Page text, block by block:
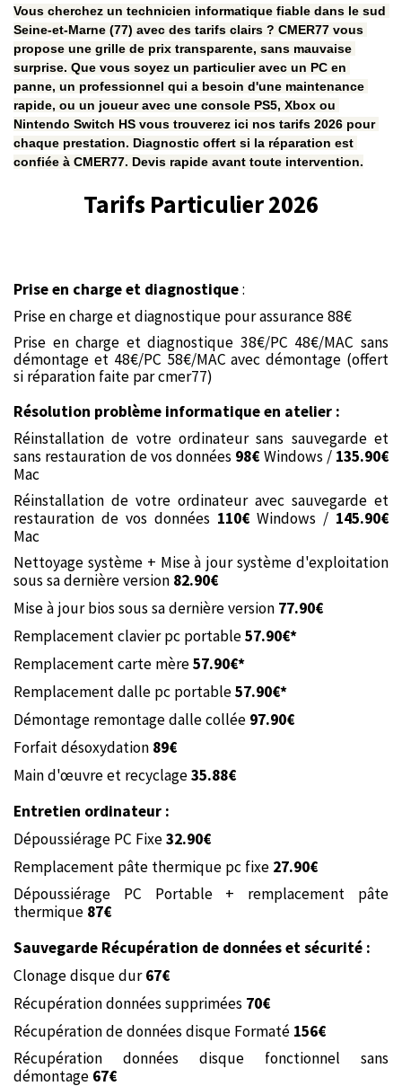
Vous cherchez un technicien informatique fiable dans le sud
Seine-et-Marne (77) avec des tarifs clairs ? CMER77 vous
propose une grille de prix transparente, sans mauvaise
surprise. Que vous soyez un particulier avec un PC en
panne, un professionnel qui a besoin d'une maintenance
rapide, ou un joueur avec une console PS5, Xbox ou
Nintendo Switch HS vous trouverez ici nos tarifs 2026 pour
chaque prestation. Diagnostic offert si la réparation est
confiée à CMER77. Devis rapide avant toute intervention.
Tarifs Particulier 2026
Prise en charge et diagnostique:
Prise en charge et diagnostique pour assurance 88€
Prise en charge et diagnostique 38€/PC 48€/MAC sans
démontage et 48€/PC 58€/MAC avec démontage (offert
si réparation faite par cmer77)
Résolution problème informatique en atelier :
Réinstallation de votre ordinateur sans sauvegarde et
sans restauration de vos données 98€ Windows / 135.90€
Mac
Réinstallation de votre ordinateur avec sauvegarde et
restauration de vos données 110€ Windows / 145.90€
Mac
Nettoyage système + Mise à jour système d'exploitation
sous sa dernière version 82.90€
Mise à jour bios sous sa dernière version 77.90€
Remplacement clavier pc portable57.90€*
Remplacement carte mère57.90€*
Remplacement dalle pc portable57.90€*
Démontage remontage dalle collée 97.90€
Forfait désoxydation 89€
Main d'œuvre et recyclage35.88€
Entretien ordinateur :
Dépoussiérage PC Fixe32.90€
Remplacement pâte thermique pc fixe 27.90€
Dépoussiérage PC Portable + remplacement pâte
thermique 87€
Sauvegarde Récupération de données et sécurité :
Clonage disque dur67€
Récupération données supprimées 70€
Récupération de données disque Formaté 156€
Récupération données disque fonctionnel sans
démontage 67€